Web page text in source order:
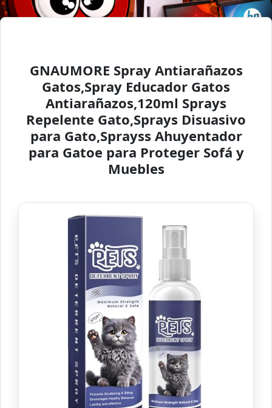
GNAUMORE Spray Antiarañazos
Gatos,Spray Educador Gatos
Antiarañazos,120ml Sprays
Repelente Gato,Sprays Disuasivo
para Gato,Sprayss Ahuyentador
para Gatoe para Proteger Sofá y
Muebles